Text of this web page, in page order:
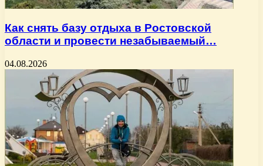
Как снять базу отдыха в Ростовской
области и провести незабываемый…
04.08.2026